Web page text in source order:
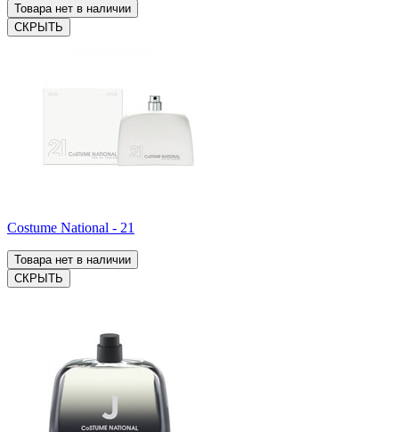
Товара нет в наличии
СКРЫТЬ
Costume National - 21
Товара нет в наличии
СКРЫТЬ